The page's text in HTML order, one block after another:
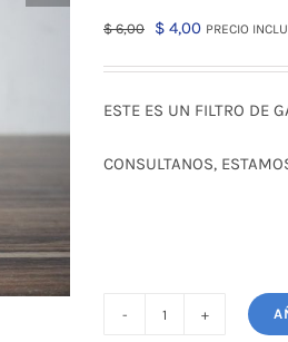
$6,00
El
era:
$ 4,00El
es:
PRECIO
ESTE ES UN FILTRO DE
CONSULTANOS,